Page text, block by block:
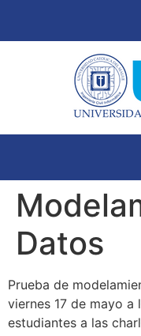
Datos
Prueba de
viernes 17 de mayo
estudiantes a las